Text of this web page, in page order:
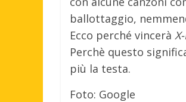
ballottaggio,
Ecco perché vincerà
Perchè questo
più la testa.
Foto: Google